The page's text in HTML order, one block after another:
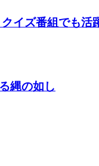
イズ番組でも活
縄の如し